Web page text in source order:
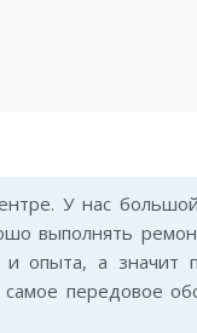
У нас
выполнять
опыта, а значит
передовое